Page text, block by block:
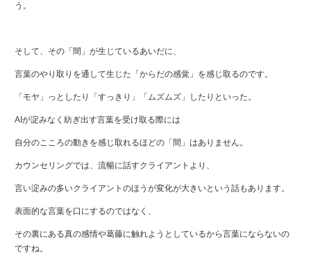
う。
そして、その「間」が生じているあいだに、
言葉のやり取りを通して生じた「からだの感覚」を感じ取るのです。
「モヤ」っとしたり「すっきり」「ムズムズ」したりといった。
AIが淀みなく紡ぎ出す言葉を受け取る際には
自分のこころの動きを感じ取れるほどの「間」はありません。
カウンセリングでは、流暢に話すクライアントより、
言い淀みの多いクライアントのほうが変化が大きいという話もあります。
表面的な言葉を口にするのではなく、
その裏にある真の感情や葛藤に触れようとしているから言葉にならないの
ですね。